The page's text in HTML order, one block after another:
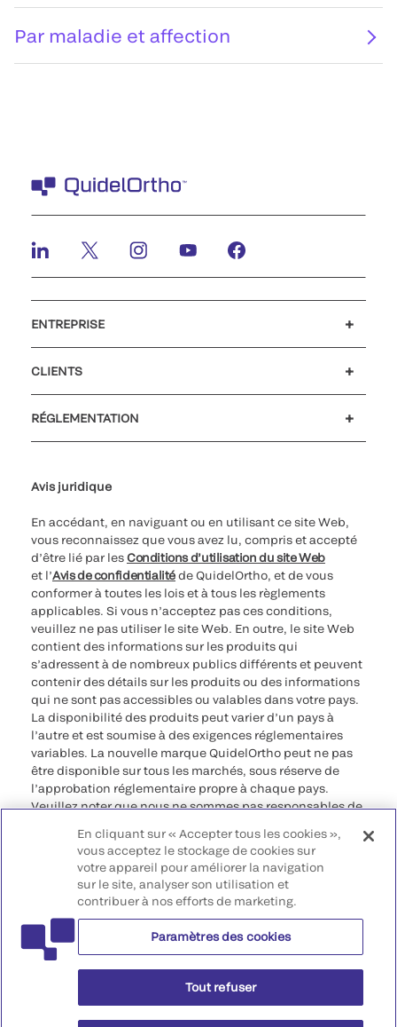
Par maladie et affection
ENTREPRISE
CLIENTS
RÉGLEMENTATION
Avis juridique
En accédant, en naviguant ou en utilisant ce site Web,
vous reconnaissez que vous avez lu, compris et accepté
d’être lié par lesConditions d’utilisation du site Web
et l’Avis de confidentialitéde QuidelOrtho, et de vous
conformer à toutes les lois et à tous les règlements
applicables. Si vous n’acceptez pas ces conditions,
veuillez ne pas utiliser le site Web. En outre, le site Web
contient des informations sur les produits qui
s’adressent à de nombreux publics différents et peuvent
contenir des détails sur les produits ou des informations
qui ne sont pas accessibles ou valables dans votre pays.
La disponibilité des produits peut varier d’un pays à
l’autre et est soumise à des exigences réglementaires
variables. La nouvelle marque QuidelOrtho peut ne pas
être disponible sur tous les marchés, sous réserve de
l’approbation réglementaire propre à chaque pays.
Veuillez noter que nous ne sommes pas responsables de
conformes à une procédure légale, à une
réglementation, à un enregistrement ou à un usage dans
votre pays d’origine.
©2026 QuidelOrtho Corporation. Tous droits réservés.
QuidelOrtho Corporation
9975 Summers Ridge Road, San Diego, CA 92121, USA
En cliquant sur « Accepter tous les cookies »,
vous acceptez le stockage de cookies sur
votre appareil pour améliorer la navigation
sur le site, analyser son utilisation et
contribuer à nos efforts de marketing.
Paramètres des cookies
Tout refuser